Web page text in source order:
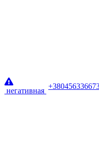
негативная